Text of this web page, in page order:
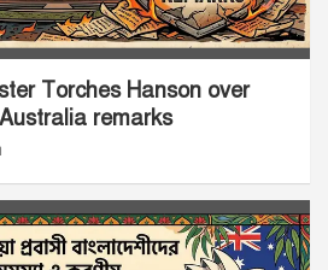
Torches Hanson over
remarks